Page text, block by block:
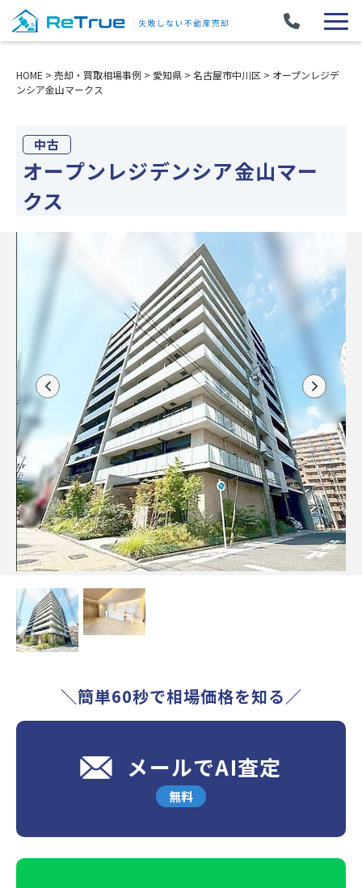
HOME > 売却・買取相場事例 > 愛知県 > 名古屋市中川区 > オープンレジデ
ンシア金山マークス
中古
オープンレジデンシア金山マー
クス
＼簡単60秒で相場価格を知る／
メールでAI査定
無料